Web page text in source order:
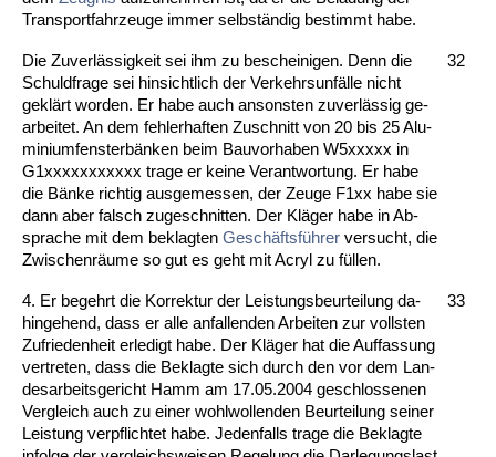
Trans­port­fahr­zeu­ge im­mer selbständig be­stimmt ha­be.
Die Zu­verlässig­keit sei ihm zu be­schei­ni­gen. Denn die
Schuld­fra­ge sei hin­sicht­lich der Ver­kehrs­unfälle nicht
geklärt wor­den. Er ha­be auch an­sons­ten zu­verlässig ge­
ar­bei­tet. An dem feh­ler­haf­ten Zu­schnitt von 20 bis 25 Alu­
mi­ni­um­fens­terbänken beim Bau­vor­ha­ben W5xxxxx in
G1xxxxxxxxxxx tra­ge er kei­ne Ver­ant­wor­tung. Er ha­be
die Bänke rich­tig aus­ge­mes­sen, der Zeu­ge F1xx ha­be sie
dann aber falsch zu­ge­schnit­ten. Der Kläger ha­be in Ab­
spra­che mit dem be­klag­ten Geschäftsführer ver­sucht, die
Zwi­schenräume so gut es geht mit Acryl zu füllen.
32
4. Er be­gehrt die Kor­rek­tur der Leis­tungs­be­ur­tei­lung da­
hin­ge­hend, dass er al­le an­fal­len­den Ar­bei­ten zur volls­ten
Zu­frie­den­heit er­le­digt ha­be. Der Kläger hat die Auf­fas­sung
ver­tre­ten, dass die Be­klag­te sich durch den vor dem Lan­
des­ar­beits­ge­richt Hamm am 17.05.2004 ge­schlos­se­nen
Ver­gleich auch zu ei­ner wohl­wol­len­den Be­ur­tei­lung sei­ner
Leis­tung ver­pflich­tet ha­be. Je­den­falls tra­ge die Be­klag­te
33